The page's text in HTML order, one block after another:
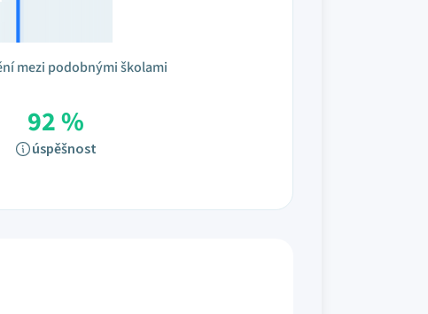
mezi podobnými školami
92 %
úspěšnost